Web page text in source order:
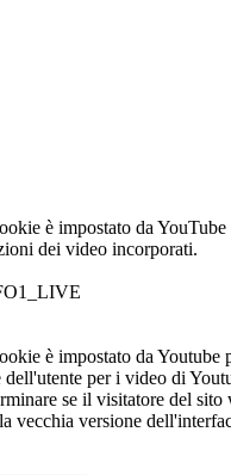
è impostato da YouTube
dei video incorporati.
è impostato da Youtube
dell'utente per i video di
se il visitatore del sito
vecchia versione